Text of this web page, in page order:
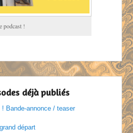
podcast !
déjà publiés
Bande-annonce / teaser
départ